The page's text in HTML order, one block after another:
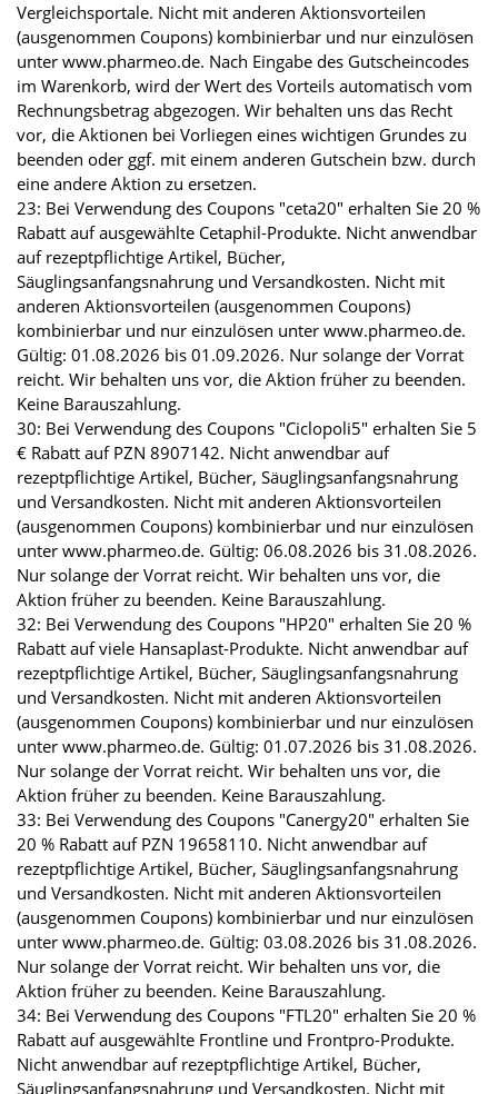
Vergleichsportale. Nicht mit anderen Aktionsvorteilen
(ausgenommen Coupons) kombinierbar und nur einzulösen
unter www.pharmeo.de. Nach Eingabe des Gutscheincodes
im Warenkorb, wird der Wert des Vorteils automatisch vom
Rechnungsbetrag abgezogen. Wir behalten uns das Recht
vor, die Aktionen bei Vorliegen eines wichtigen Grundes zu
beenden oder ggf. mit einem anderen Gutschein bzw. durch
eine andere Aktion zu ersetzen.
23: Bei Verwendung des Coupons "ceta20" erhalten Sie 20 %
Rabatt auf ausgewählte Cetaphil-Produkte. Nicht anwendbar
auf rezeptpflichtige Artikel, Bücher,
Säuglingsanfangsnahrung und Versandkosten. Nicht mit
anderen Aktionsvorteilen (ausgenommen Coupons)
kombinierbar und nur einzulösen unter www.pharmeo.de.
Gültig: 01.08.2026 bis 01.09.2026. Nur solange der Vorrat
reicht. Wir behalten uns vor, die Aktion früher zu beenden.
Keine Barauszahlung.
30: Bei Verwendung des Coupons "Ciclopoli5" erhalten Sie 5
€ Rabatt auf PZN 8907142. Nicht anwendbar auf
rezeptpflichtige Artikel, Bücher, Säuglingsanfangsnahrung
und Versandkosten. Nicht mit anderen Aktionsvorteilen
(ausgenommen Coupons) kombinierbar und nur einzulösen
unter www.pharmeo.de. Gültig: 06.08.2026 bis 31.08.2026.
Nur solange der Vorrat reicht. Wir behalten uns vor, die
Aktion früher zu beenden. Keine Barauszahlung.
32: Bei Verwendung des Coupons "HP20" erhalten Sie 20 %
Rabatt auf viele Hansaplast-Produkte. Nicht anwendbar auf
rezeptpflichtige Artikel, Bücher, Säuglingsanfangsnahrung
und Versandkosten. Nicht mit anderen Aktionsvorteilen
(ausgenommen Coupons) kombinierbar und nur einzulösen
unter www.pharmeo.de. Gültig: 01.07.2026 bis 31.08.2026.
Nur solange der Vorrat reicht. Wir behalten uns vor, die
Aktion früher zu beenden. Keine Barauszahlung.
33: Bei Verwendung des Coupons "Canergy20" erhalten Sie
20 % Rabatt auf PZN 19658110. Nicht anwendbar auf
rezeptpflichtige Artikel, Bücher, Säuglingsanfangsnahrung
und Versandkosten. Nicht mit anderen Aktionsvorteilen
(ausgenommen Coupons) kombinierbar und nur einzulösen
unter www.pharmeo.de. Gültig: 03.08.2026 bis 31.08.2026.
Nur solange der Vorrat reicht. Wir behalten uns vor, die
Aktion früher zu beenden. Keine Barauszahlung.
34: Bei Verwendung des Coupons "FTL20" erhalten Sie 20 %
Rabatt auf ausgewählte Frontline und Frontpro-Produkte.
Nicht anwendbar auf rezeptpflichtige Artikel, Bücher,
Säuglingsanfangsnahrung und Versandkosten. Nicht mit